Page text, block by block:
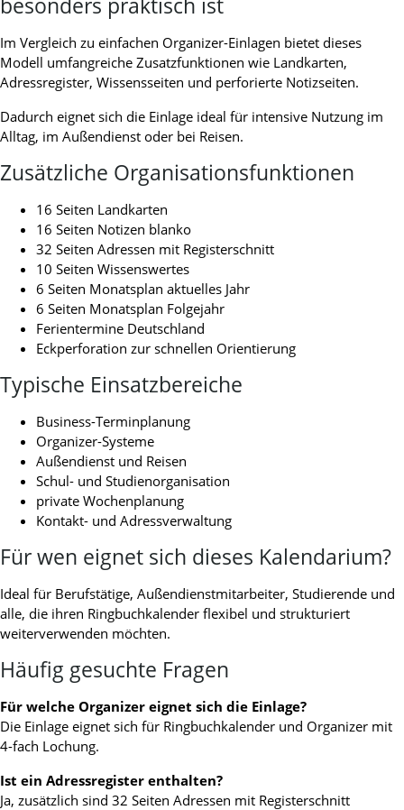
besonders praktisch ist
Im Vergleich zu einfachen Organizer-Einlagen bietet dieses
Modell umfangreiche Zusatzfunktionen wie Landkarten,
Adressregister, Wissensseiten und perforierte Notizseiten.
Dadurch eignet sich die Einlage ideal für intensive Nutzung im
Alltag, im Außendienst oder bei Reisen.
Zusätzliche Organisationsfunktionen
16 Seiten Landkarten
16 Seiten Notizen blanko
32 Seiten Adressen mit Registerschnitt
10 Seiten Wissenswertes
6 Seiten Monatsplan aktuelles Jahr
6 Seiten Monatsplan Folgejahr
Ferientermine Deutschland
Eckperforation zur schnellen Orientierung
Typische Einsatzbereiche
Business-Terminplanung
Organizer-Systeme
Außendienst und Reisen
Schul- und Studienorganisation
private Wochenplanung
Kontakt- und Adressverwaltung
Für wen eignet sich dieses Kalendarium?
Ideal für Berufstätige, Außendienstmitarbeiter, Studierende und
alle, die ihren Ringbuchkalender flexibel und strukturiert
weiterverwenden möchten.
Häufig gesuchte Fragen
Für welche Organizer eignet sich die Einlage?
Die Einlage eignet sich für Ringbuchkalender und Organizer mit
4-fach Lochung.
Ist ein Adressregister enthalten?
Ja, zusätzlich sind 32 Seiten Adressen mit Registerschnitt